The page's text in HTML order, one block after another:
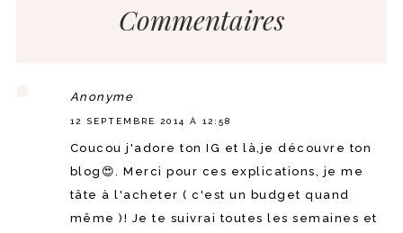
Commentaires
Anonyme
12 SEPTEMBRE 2014 À 12:58
Coucou j'adore ton IG et là,je découvre ton
blog😍. Merci pour ces explications, je me
tâte à l'acheter ( c'est un budget quand
même )! Je te suivrai toutes les semaines et